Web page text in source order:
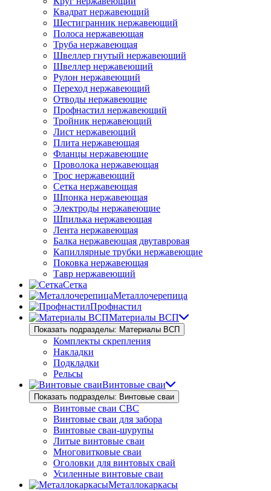
Квадрат нержавеющий
Шестигранник нержавеющий
Полоса нержавеющая
Труба нержавеющая
Швеллер гнутый нержавеющий
Швеллер нержавеющий
Рулон нержавеющий
Переход нержавеющий
Отводы нержавеющие
Профнастил нержавеющий
Тройник нержавеющий
Лист нержавеющий
Плита нержавеющая
Фланцы нержавеющие
Проволока нержавеющая
Трос нержавеющий
Сетка нержавеющая
Шпонка нержавеющая
Электроды нержавеющие
Шпилька нержавеющая
Лента нержавеющая
Балка нержавеющая двутавровая
Капиллярные трубки нержавеющие
Поковка нержавеющая
Тавр нержавеющий
Сетка
Металлочерепица
Профнастил
Материалы ВСП
Показать подразделы: Материалы ВСП
Комплекты скрепления
Накладки
Подкладки
Рельсы
Винтовые сваи
Показать подразделы: Винтовые сваи
Винтовые сваи СВС
Винтовые сваи для забора
Винтовые сваи-шурупы
Литые винтовые сваи
Многовитковые сваи
Оголовки для винтовых свай
Усиленные винтовые сваи
Металлокаркасы